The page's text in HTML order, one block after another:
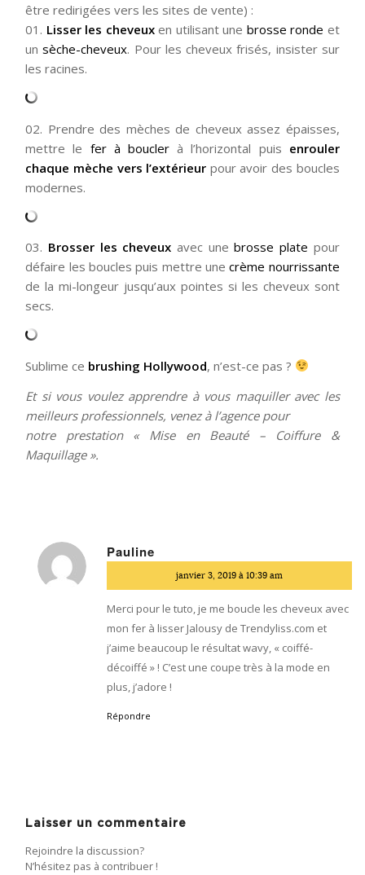
être redirigées vers les sites de vente) :
01. Lisser les cheveuxen utilisant une brosse ronde et
unsèche-cheveux. Pour les cheveux frisés, insister sur
les racines.
02. Prendre des mèches de cheveux assez épaisses,
mettre le fer à boucler à l’horizontal puis enrouler
chaque mèche vers l’extérieur pour avoir des boucles
modernes.
03. Brosser les cheveux avec unebrosse plate pour
défaire les boucles puis mettre unecrème nourrissante
de la mi-longeur jusqu’aux pointes si les cheveux sont
secs.
Sublime ce brushing Hollywood, n’est-ce pas ?
Et si vous voulez apprendre à vous maquiller avec les
meilleurs professionnels, venez à l’agence pour
notre prestation « Mise en Beauté – Coiffure &
Maquillage ».
Pauline
:
janvier 3, 2019 à 10:39 am
Merci pour le tuto, je me boucle les cheveux avec
mon fer à lisser Jalousy de Trendyliss.com et
j’aime beaucoup le résultat wavy, « coiffé-
décoiffé » ! C’est une coupe très à la mode en
plus, j’adore !
Répondre
Laisser un commentaire
Rejoindre la discussion?
N’hésitez pas à contribuer !